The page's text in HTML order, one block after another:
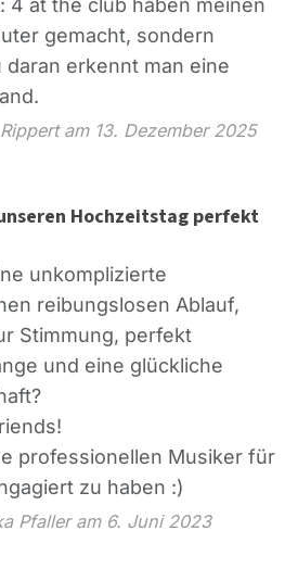
4 at the club haben meinen
gemacht, sondern
daran erkennt man eine
am 13. Dezember 2025
Hochzeitstag perfekt
unkomplizierte
reibungslosen Ablauf,
Stimmung, perfekt
und eine glückliche
professionellen Musiker für
zu haben :)
Pfaller am 6. Juni 2023